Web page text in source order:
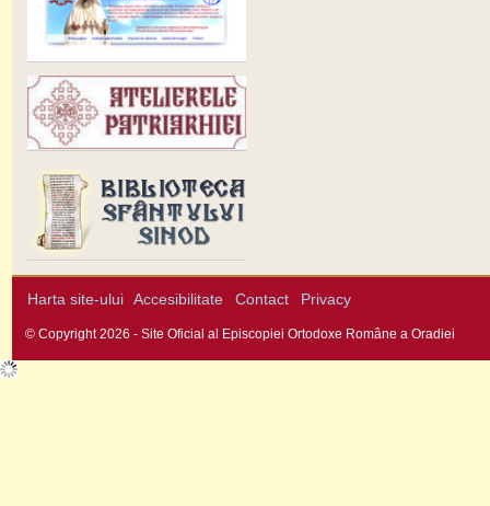
Harta site-ului Accesibilitate Contact Privacy
© Copyright 2026 - Site Oficial al Episcopiei Ortodoxe Române a Oradiei